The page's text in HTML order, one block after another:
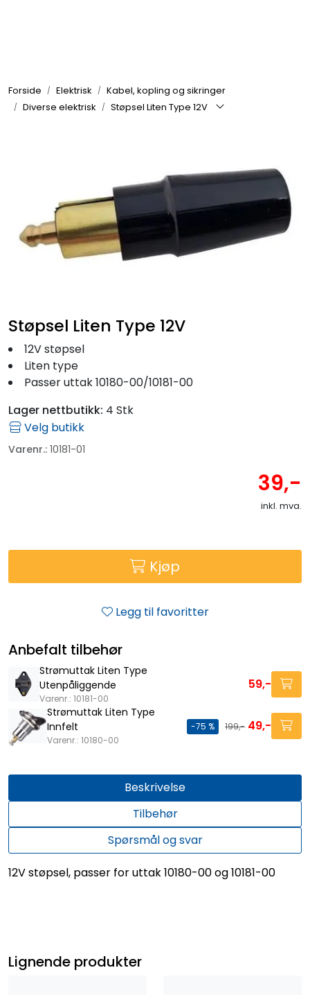
Forside Elektrisk
Kabel, kopling og sikringer
Diverse elektrisk
Støpsel Liten Type 12V
Støpsel Liten Type 12V
12V støpsel
Liten type
Passer uttak 10180-00/10181-00
Lager nettbutikk: 4 Stk
Velg butikk
Varenr.: 10181-01
39,-
inkl. mva.
Kjøp
Legg til favoritter
Beskrivelse
Tilbehør
Spørsmål og svar
12V støpsel, passer for uttak 10180-00 og 10181-00
Anbefalt tilbehør
Strømuttak Liten Type
Utenpåliggende
Varenr.: 10181-00
59,-
Strømuttak Liten Type
Innfelt
Varenr.: 10180-00
-75 % 199,- 49,-
Lignende produkter
Elektrisk
VVS
Fritid/Sikkerhet
Seil